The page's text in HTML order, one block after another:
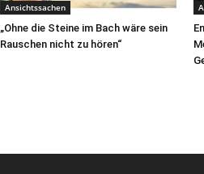
Ansichtssachen
„Ohne die Steine im Bach wäre sein
Rauschen nicht zu hören“